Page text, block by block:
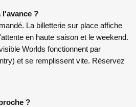
l'avance ?
La billetterie sur place affiche
en haute saison et le weekend.
Worlds fonctionnent par
et se remplissent vite. Réservez
?